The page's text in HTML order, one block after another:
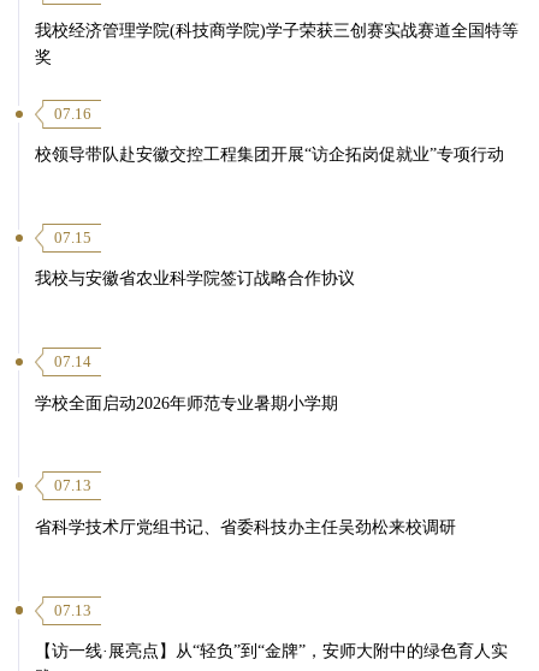
我校经济管理学院(科技商学院)学子荣获三创赛实战赛道全国特等
奖
07.16
校领导带队赴安徽交控工程集团开展“访企拓岗促就业”专项行动
07.15
我校与安徽省农业科学院签订战略合作协议
07.14
学校全面启动2026年师范专业暑期小学期
07.13
省科学技术厅党组书记、省委科技办主任吴劲松来校调研
07.13
【访一线·展亮点】从“轻负”到“金牌”，安师大附中的绿色育人实